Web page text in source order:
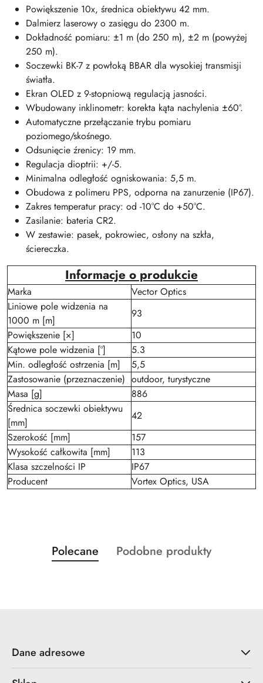
Powiększenie 10x, średnica obiektywu 42 mm.
Dalmierz laserowy o zasięgu do 2300 m.
Dokładność pomiaru: ±1 m (do 250 m), ±2 m (powyżej
250 m).
Soczewki BK-7 z powłoką BBAR dla wysokiej transmisji
światła.
Ekran OLED z 9-stopniową regulacją jasności.
Wbudowany inklinometr: korekta kąta nachylenia ±60°.
Automatyczne przełączanie trybu pomiaru
poziomego/skośnego.
Odsunięcie źrenicy: 19 mm.
Regulacja dioptrii: +/-5.
Minimalna odległość ogniskowania: 5,5 m.
Obudowa z polimeru PPS, odporna na zanurzenie (IP67).
Zakres temperatur pracy: od -10°C do +50°C.
Zasilanie: bateria CR2.
W zestawie: pasek, pokrowiec, osłony na szkła,
ściereczka.
Informacje o produkcie
Marka
Vector Optics
Liniowe pole widzenia na
1000 m [m]
93
Powiększenie [×]
10
Kątowe pole widzenia [°]
5.3
Min. odległość ostrzenia [m]
5,5
Zastosowanie (przeznaczenie) outdoor, turystyczne
Masa [g]
886
Średnica soczewki obiektywu
[mm]
42
Szerokość [mm]
157
Wysokość całkowita [mm]
113
Klasa szczelności IP
IP67
Producent
Vortex Optics, USA
Pomiń karuzelę produktów
Produkty
o
Polecane
Produkty
Podobne produkty
Dane adresowe